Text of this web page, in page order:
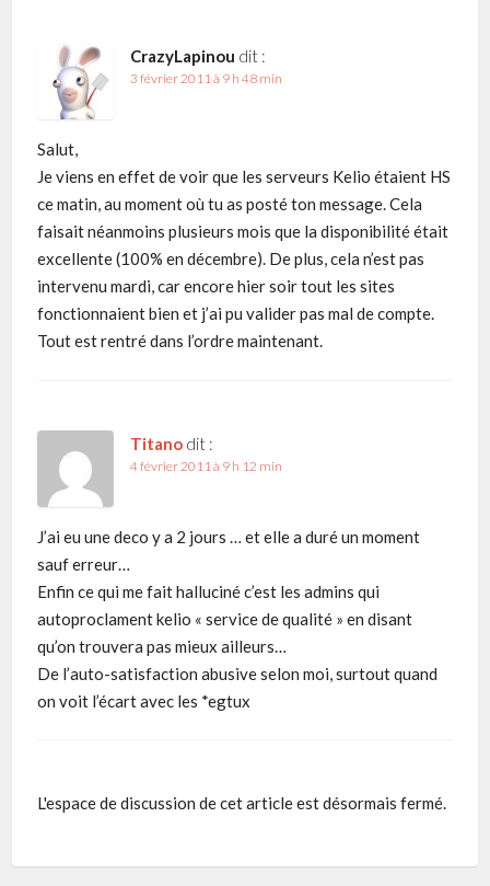
CrazyLapinou dit :
3 février 2011 à 9 h 48 min
Salut,
Je viens en effet de voir que les serveurs Kelio étaient HS
ce matin, au moment où tu as posté ton message. Cela
faisait néanmoins plusieurs mois que la disponibilité était
excellente (100% en décembre). De plus, cela n’est pas
intervenu mardi, car encore hier soir tout les sites
fonctionnaient bien et j’ai pu valider pas mal de compte.
Tout est rentré dans l’ordre maintenant.
Titano dit :
4 février 2011 à 9 h 12 min
J’ai eu une deco y a 2 jours … et elle a duré un moment
sauf erreur…
Enfin ce qui me fait halluciné c’est les admins qui
autoproclament kelio « service de qualité » en disant
qu’on trouvera pas mieux ailleurs…
De l’auto-satisfaction abusive selon moi, surtout quand
on voit l’écart avec les *egtux
L'espace de discussion de cet article est désormais fermé.